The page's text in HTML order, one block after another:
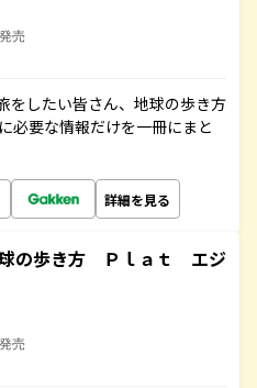
売
をしたい皆さん、地球の歩き方
必要な情報だけを一冊にまと
詳細を見る
の歩き方 Ｐｌａｔ エジ
売